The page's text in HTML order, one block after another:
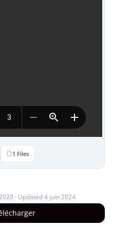
1 Files
· Updated 4 juin 2024